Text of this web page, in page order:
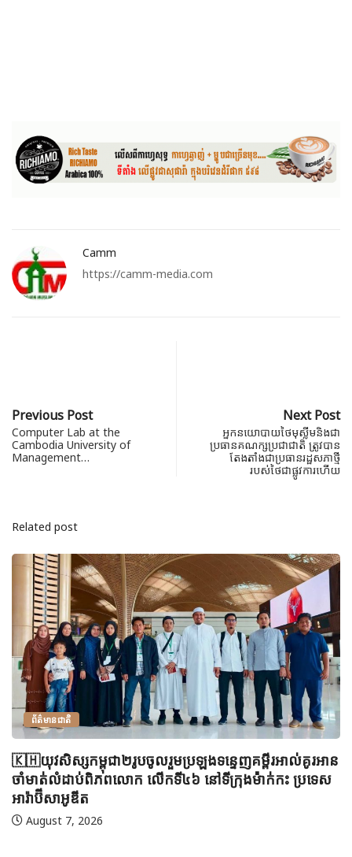
Camm
https://camm-media.com
Previous Post
Computer Lab at the
Cambodia University of
Management…
Next Post
អ្នកនយោបាយថៃមុស្លីមនិងជា
ប្រធានគណក្សប្រជាជាតិ ត្រូវបាន
តែងតាំងជាប្រធានរដ្ឋសភាថ្មី
របស់ថៃជាផ្លូវការហើយ
Related post
ព័ត៌មានជាតិ
🇰🇭យុវសិស្សកម្ពុជា២រូបចូលរួមប្រឡងទន្ទេញគម្ពីរអាល់គូរអាន
ចាំមាត់លំដាប់ពិភពលោក លើកទី៤៦ នៅទីក្រុងម៉ាក់កះ ប្រទេស
អារ៉ាប៊ីសាអូឌីត
August 7, 2026